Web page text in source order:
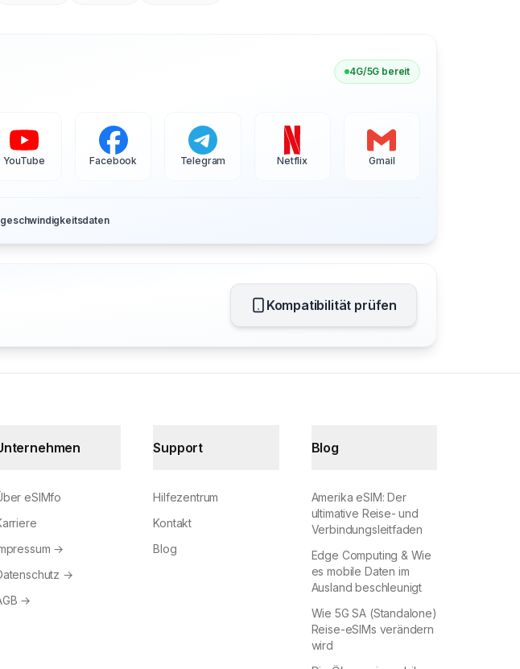
4G/5G bereit
YouTube Facebook Telegram Netflix Gmail
Kompatibilität prüfen
eSIMfo
→
→
→
Support
Hilfezentrum
Kontakt
Blog
Blog
Amerika eSIM: Der
ultimative Reise- und
Verbindungsleitfaden
Edge Computing & Wie
es mobile Daten im
Ausland beschleunigt
Wie 5G SA (Standalone)
Reise-eSIMs verändern
wird